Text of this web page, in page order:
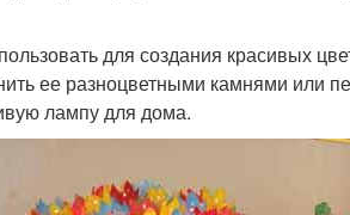
для создания красивых
ее разноцветными камнями или
лампу для дома.